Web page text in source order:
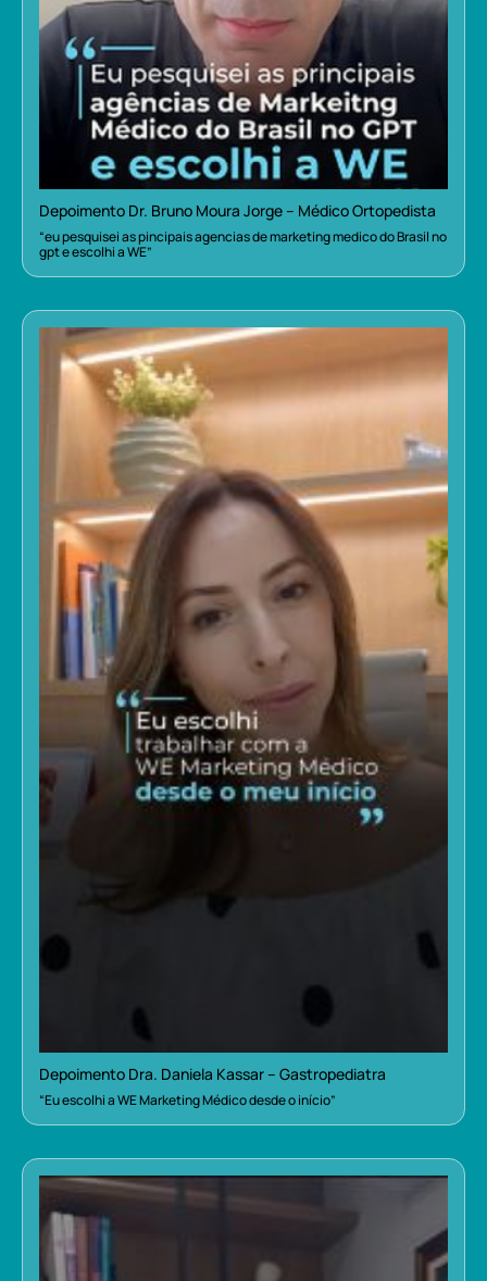
Depoimento Dr. Bruno Moura Jorge – Médico Ortopedista
“eu pesquisei as pincipais agencias de marketing medico do Brasil no
gpt e escolhi a WE”
Depoimento Dra. Daniela Kassar – Gastropediatra
“Eu escolhi a WE Marketing Médico desde o início”